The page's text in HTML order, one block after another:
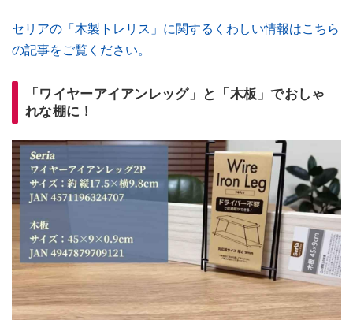
セリアの「木製トレリス」に関するくわしい情報はこちら
の記事をご覧ください。
「ワイヤーアイアンレッグ」と「木板」でおしゃ
れな棚に！